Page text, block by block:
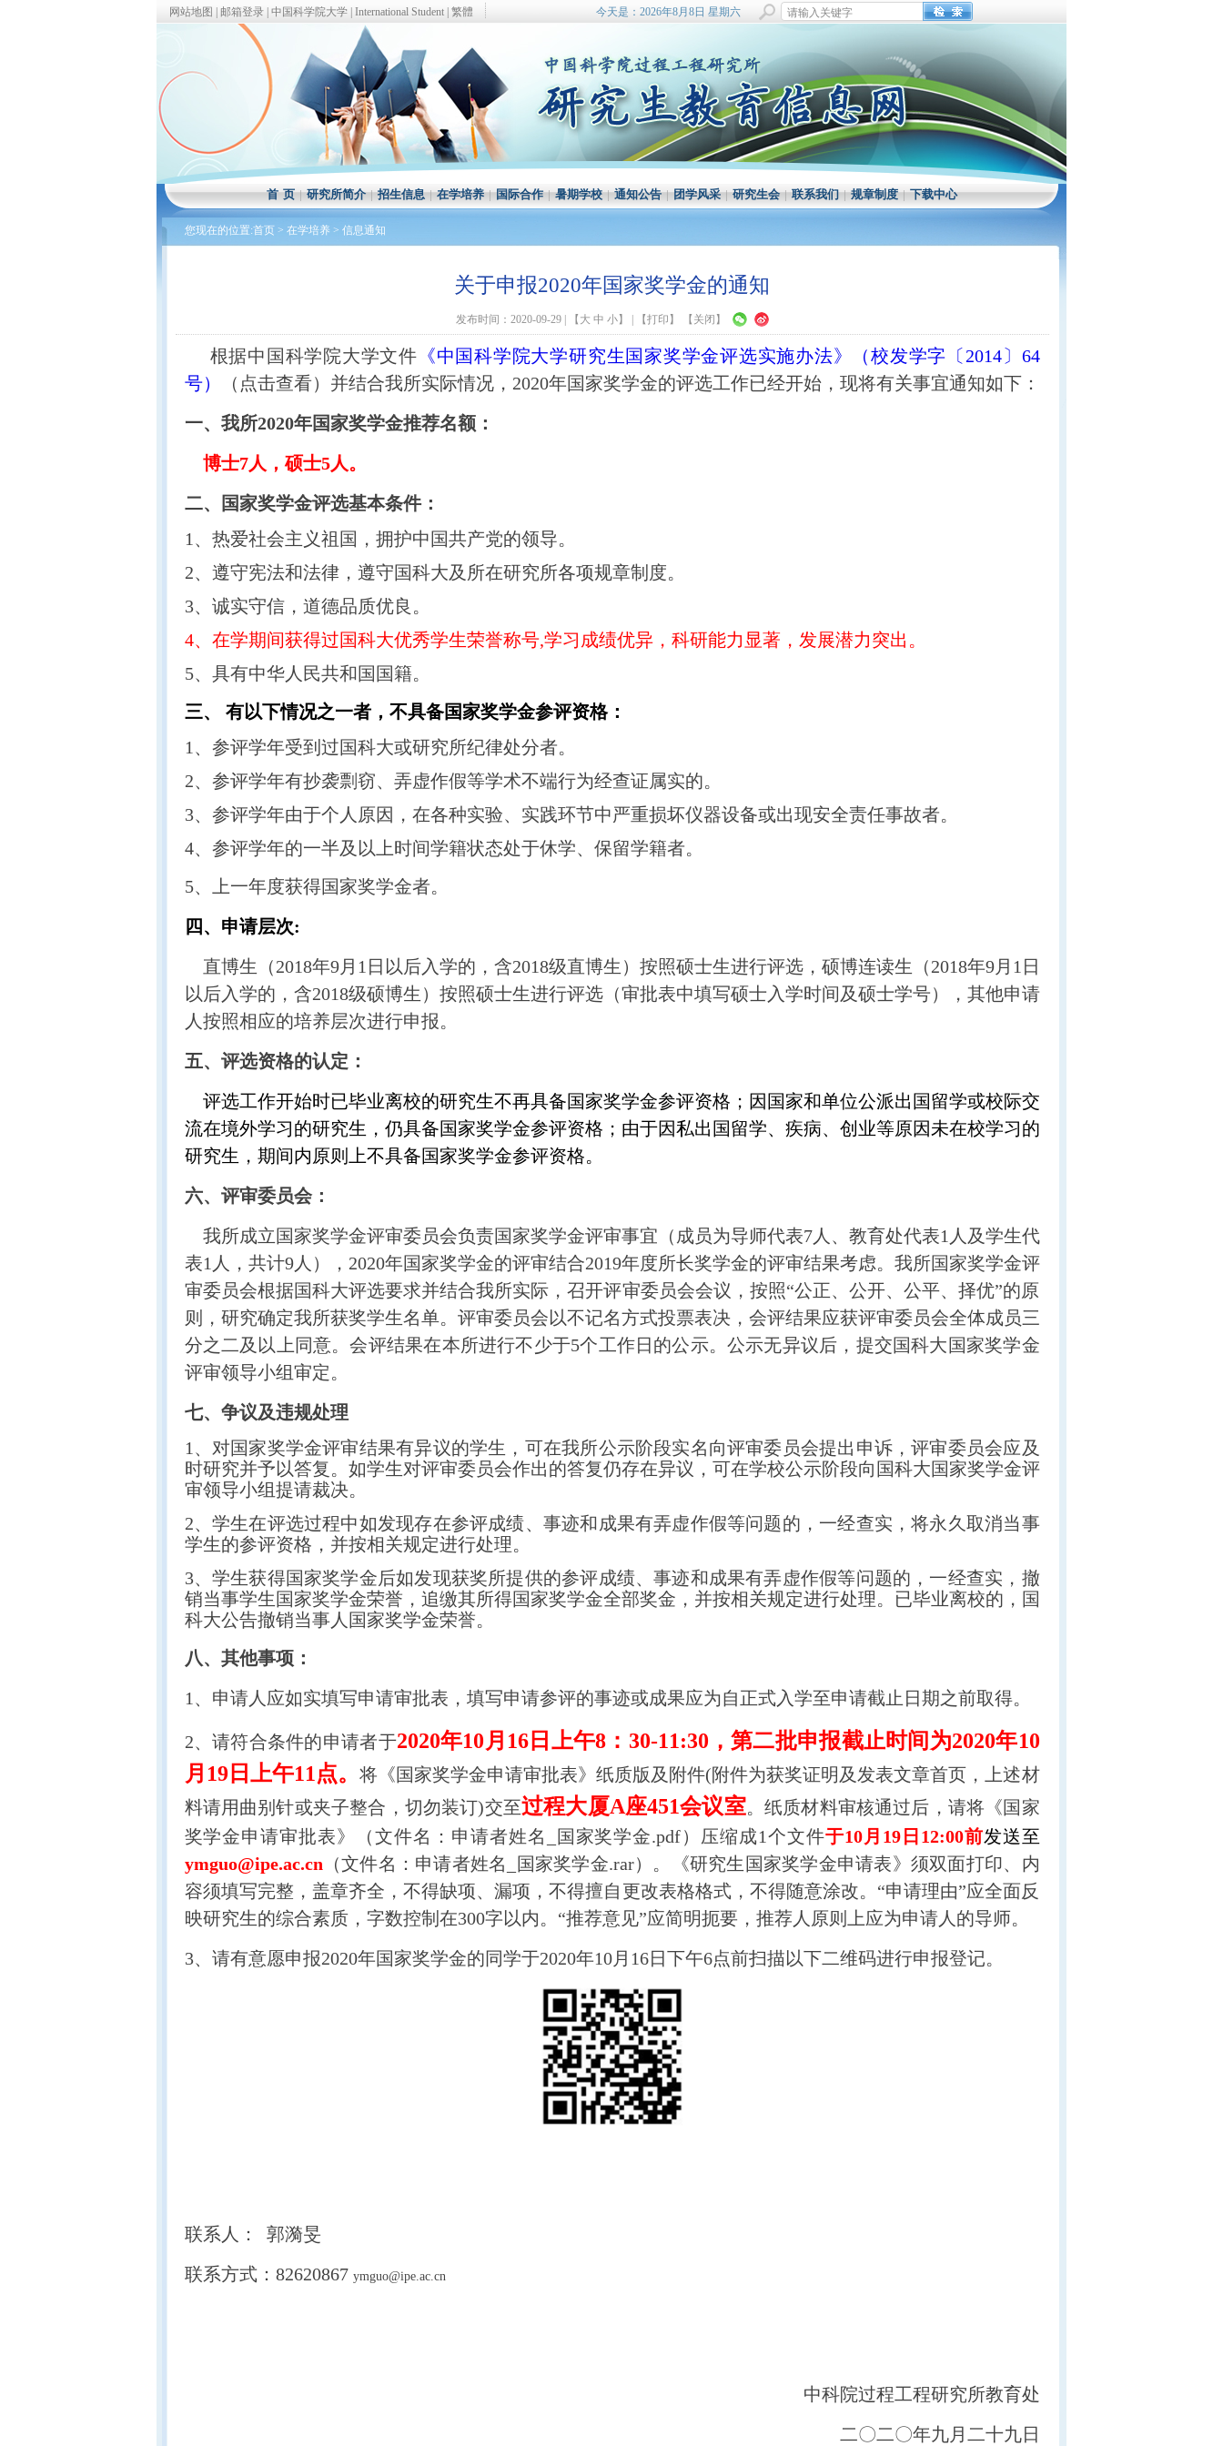
网站地图 邮箱登录 中国科学院大学 International Student 繁體 今天是：2026年8月8日 星期六
首 页|研究所简介|招生信息|在学培养|国际合作|暑期学校|通知公告|团学风采|研究生会|联系我们|规章制度|下载中心
您现在的位置:首页 > 在学培养 > 信息通知
关于申报2020年国家奖学金的通知
发布时间：2020-09-29| 【 大 中 小】 | 【打印 】 【 关闭 】
根据中国科学院大学文件 《中国科学院大学研究生国家奖学金评选实施办法》（校发学字〔2014〕64
号）
（点击查看）并结合我所实际情况，2020年国家奖学金的评选工作已经开始，现将有关事宜通知如下：
一、 我所2020年国家奖学金推荐名额：
博士7人，硕士5人。
二、国家奖学金评选基本条件：
1、热爱社会主义祖国，拥护中国共产党的领导。
2、遵守宪法和法律，遵守国科大及所在研究所各项规章制度。
3、诚实守信，道德品质优良。
4、在学期间获得过国科大优秀学生荣誉称号,学习成绩优异，科研能力显著，发展潜力突出。
5、具有中华人民共和国国籍。
三、 有以下情况之一者，不具备国家奖学金参评资格：
1、参评学年受到过国科大或研究所纪律处分者。
2、参评学年有抄袭剽窃、弄虚作假等学术不端行为经查证属实的。
3、参评学年由于个人原因，在各种实验、实践环节中严重损坏仪器设备或出现安全责任事故者。
4、参评学年的一半及以上时间学籍状态处于休学、保留学籍者。
5、
上一年度获得国家奖学金者。
四 、申请层次:
直博生（2018年9月1日以后入学的，含2018级直博生）按照硕士生进行评选，硕博连读生（2018年9月1日
以后入学的，含2018级硕博生）按照硕士生进行评选（审批表中填写硕士入学时间及硕士学号），其他申请
人按照相应的培养层次进行申报。
五、评选资格的认定：
评选工作开始时已毕业离校的研究生不再具备国家奖学金参评资格；因国家和单位公派出国留学或校际交
流在境外学习的研究生，仍具备国家奖学金参评资格；由于因私出国留学、疾病、创业等原因未在校学习的
研究生，期间内原则上不具备国家奖学金参评资格。
六、评审委员会：
我所成立国家奖学金评审委员会负责国家奖学金评审事宜（成员为导师代表7人、教育处代表1人及学生代
表1人，共计9人），2020年国家奖学金的评审结合2019年度所长奖学金的评审结果考虑。 我所国家奖学金评
审委员会根据国科大评选要求并结合我所实际，召开评审委员会会议，按照“公正、公开、公平、择优”的原
则，研究确定我所获奖学生名单。评审委员会以不记名方式投票表决，会评结果应获评审委员会全体成员三
分之二及以上同意。会评结果在本所进行不少于5个工作日的公示。公示无异议后，提交国科大国家奖学金
评审领导小组审定。
七、争议及违规处理
1、对国家奖学金评审结果有异议的学生，可在我所公示阶段实名向评审委员会提出申诉，评审委员会应及
时研究并予以答复。如学生对评审委员会作出的答复仍存在异议，可在学校公示阶段向国科大国家奖学金评
审领导小组提请裁决。
2、学生在评选过程中如发现存在参评成绩、事迹和成果有弄虚作假等问题的，一经查实，将永久取消当事
学生的参评资格，并按相关规定进行处理。
3、学生获得国家奖学金后如发现获奖所提供的参评成绩、事迹和成果有弄虚作假等问题的，一经查实，撤
销当事学生国家奖学金荣誉，追缴其所得国家奖学金全部奖金，并按相关规定进行处理。已毕业离校的，国
科大公告撤销当事人国家奖学金荣誉。
八、 其他事项：
1、申请人应如实填写申请审批表，填写申请参评的事迹或成果应为自正式入学至申请截止日期之前取得。
2、请符合条件的申请者于2020年10月16日上午8：30-11:30，第二批申报截止时间为2020年10
月19日上午11点。
将《国家奖学金申请审批表》纸质版及附件(附件为获奖证明及发表文章首页，上述材
料请用曲别针或夹子整合，切勿装订)交至过程大厦A座451会议室。纸质材料审核通过后，请将《国家
奖学金申请审批表》（文件名：申请者姓名_国家奖学金.pdf）压缩成1个文件于10月19日12:00前发送至
ymguo@ipe.ac.cn （文件名：申请者姓名_国家奖学金.rar）。《研究生国家奖学金申请表》须双面打印、内
容须填写完整，盖章齐全，不得缺项、漏项，不得擅自更改表格格式，不得随意涂改。“申请理由”应全面反
映研究生的综合素质，字数控制在300字以内。“推荐意见”应简明扼要，推荐人原则上应为申请人的导师。
3、请有意愿申报2020年国家奖学金的同学于2020年10月16日下午6点前扫描以下二维码进行申报登记。
联系人： 郭漪旻
联系方式：82620867 ymguo@ipe.ac.cn
中科院过程工程研究所教育处
二〇二〇年九月二十九日